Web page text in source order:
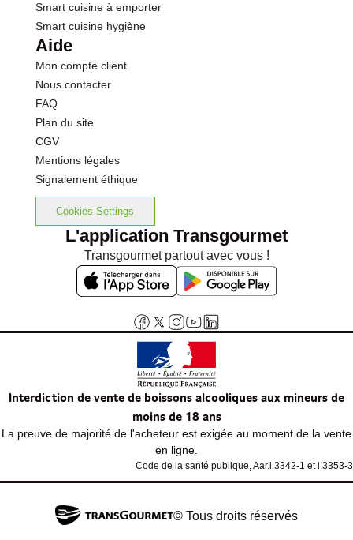
Smart cuisine à emporter
Smart cuisine hygiène
Aide
Mon compte client
Nous contacter
FAQ
Plan du site
CGV
Mentions légales
Signalement éthique
Cookies Settings
L'application Transgourmet
Transgourmet partout avec vous !
Interdiction de vente de boissons alcooliques aux mineurs de
moins de 18 ans
La preuve de majorité de l'acheteur est exigée au moment de la vente
en ligne.
Code de la santé publique, Aar.l.3342-1 et l.3353-3
© Tous droits réservés